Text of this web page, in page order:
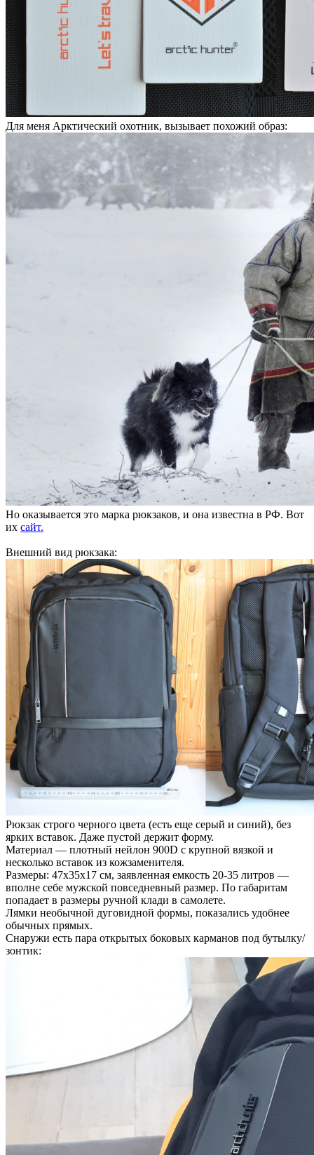
Для меня Арктический охотник, вызывает похожий образ:
Но оказывается это марка рюкзаков, и она известна в РФ. Вот
их сайт.
Внешний вид рюкзака:
Рюкзак строго черного цвета (есть еще серый и синий), без
ярких вставок. Даже пустой держит форму.
Материал — плотный нейлон 900D с крупной вязкой и
несколько вставок из кожзаменителя.
Размеры: 47х35х17 см, заявленная емкость 20-35 литров —
вполне себе мужской повседневный размер. По габаритам
попадает в размеры ручной клади в самолете.
Лямки необычной дуговидной формы, показались удобнее
обычных прямых.
Снаружи есть пара открытых боковых карманов под бутылку/
зонтик: